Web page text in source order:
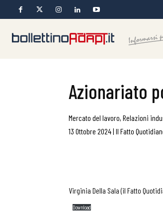
Azionariato
Mercato del lavoro, Relazioni
13 Ottobre 2024| Il Fatto
Virginia Della Sala (il Fatto
Download